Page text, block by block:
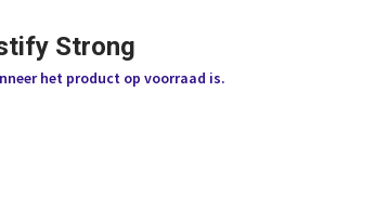
Strong
het product op voorraad is.